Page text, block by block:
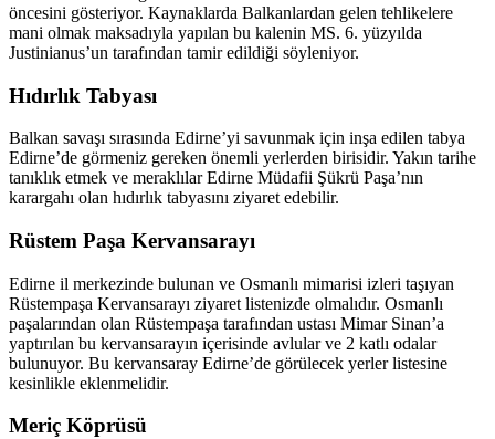
öncesini gösteriyor. Kaynaklarda Balkanlardan gelen tehlikelere
mani olmak maksadıyla yapılan bu kalenin MS. 6. yüzyılda
Justinianus’un tarafından tamir edildiği söyleniyor.
Hıdırlık Tabyası
Balkan savaşı sırasında Edirne’yi savunmak için inşa edilen tabya
Edirne’de görmeniz gereken önemli yerlerden birisidir. Yakın tarihe
tanıklık etmek ve meraklılar Edirne Müdafii Şükrü Paşa’nın
karargahı olan hıdırlık tabyasını ziyaret edebilir.
Rüstem Paşa Kervansarayı
Edirne il merkezinde bulunan ve Osmanlı mimarisi izleri taşıyan
Rüstempaşa Kervansarayı ziyaret listenizde olmalıdır. Osmanlı
paşalarından olan Rüstempaşa tarafından ustası Mimar Sinan’a
yaptırılan bu kervansarayın içerisinde avlular ve 2 katlı odalar
bulunuyor. Bu kervansaray Edirne’de görülecek yerler listesine
kesinlikle eklenmelidir.
Meriç Köprüsü